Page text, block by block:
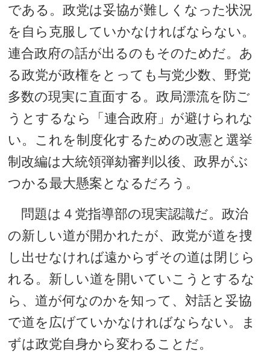
である。政党は妥協が難しくなった状況
を自ら克服していかなければならない。
連合政府の話が出るのもそのためだ。あ
る政党が政権をとっても与党少数、野党
多数の現実に直面する。政局漂流を防ご
うとするなら「連合政府」が避けられな
い。これを制度化するための改憲と選挙
制改編は大統領弾劾審判以後、政界がぶ
つかる最大懸案となるだろう。
問題は４党指導部の現実認識だ。政治
の新しい道が開かれたが、政党が道を捜
し出せなければ遠からずその道は閉じら
れる。新しい道を開いていこうとするな
ら、道が何なのかを知って、対話と妥協
で道を広げていかなければならない。ま
ずは政党自身から変わることだ。